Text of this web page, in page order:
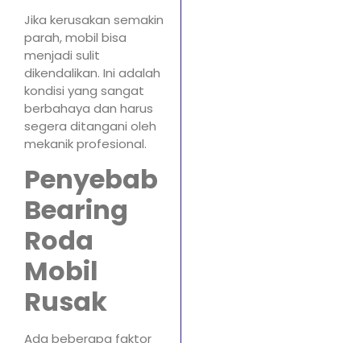
Jika kerusakan semakin
parah, mobil bisa
menjadi sulit
dikendalikan. Ini adalah
kondisi yang sangat
berbahaya dan harus
segera ditangani oleh
mekanik profesional.
Penyebab
Bearing
Roda
Mobil
Rusak
Ada beberapa faktor